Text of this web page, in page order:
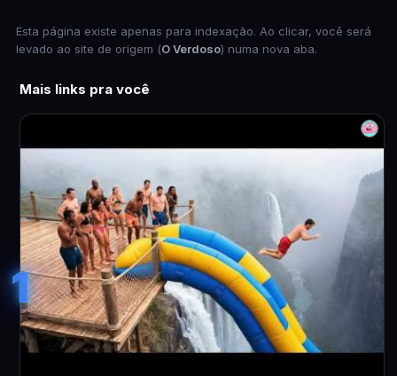
Esta página existe apenas para indexação. Ao clicar, você será
levado ao site de origem (O Verdoso) numa nova aba.
Mais links pra você
1